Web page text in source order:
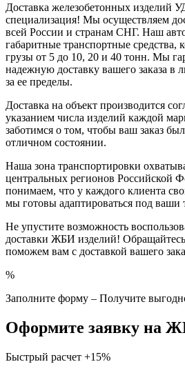
Доставка железобетонных изделий
специализация! Мы осуществляем
всей России и странам СНГ. Наш
габаритные транспортные средства,
грузы от 5 до 10, 20 и 40 тонн. Мы
надежную доставку вашего заказа в
за ее пределы.
Доставка на объект производится
указанием числа изделий каждой
заботимся о том, чтобы ваш заказ
отличном состоянии.
Наша зона транспортировки
центральных регионов Российской
понимаем, что у каждого клиента
мы готовы адаптироваться под ваши
Не упустите возможность
доставки ЖБИ изделий!
поможем вам с доставкой вашего
%
Заполните форму – Получите
Оформите заявку на
Быстрый расчет +15%